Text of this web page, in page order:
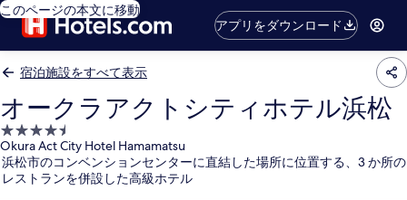
このページの本文に移動
アプリをダウンロード
宿泊施設をすべて表示
オークラアクトシティホテル浜松
4.5
つ
星
Okura Act City Hotel Hamamatsu
浜松市のコンベンションセンターに直結した場所に位置する、3 か所の
レストランを併設した高級ホテル